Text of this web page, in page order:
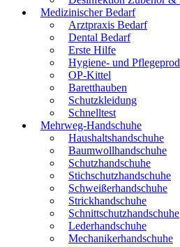
Medizinischer Bedarf
Arztpraxis Bedarf
Dental Bedarf
Erste Hilfe
Hygiene- und
OP-Kittel
Baretthauben
Schutzkleidung
Schnelltest
Mehrweg-Handschuhe
Haushaltshandschuhe
Baumwollhandschuhe
Schutzhandschuhe
Stichschutzhandschuhe
Schweißerhandschuhe
Strickhandschuhe
Schnittschutzhandschuhe
Lederhandschuhe
Mechanikerhandschuhe